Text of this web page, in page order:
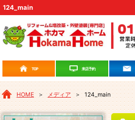
124_main
TOP 来店予約
HOME ＞ メディア ＞ 124_main